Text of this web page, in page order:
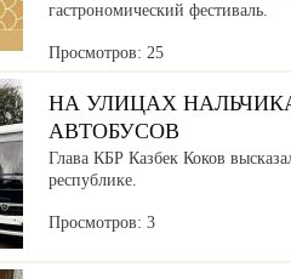
гастрономический фестиваль.
Просмотров: 25
НА УЛИЦАХ
АВТОБУСОВ
Глава КБР Казбек Коков
республике.
Просмотров: 3